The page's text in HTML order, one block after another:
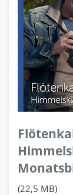
(22,5 MB)